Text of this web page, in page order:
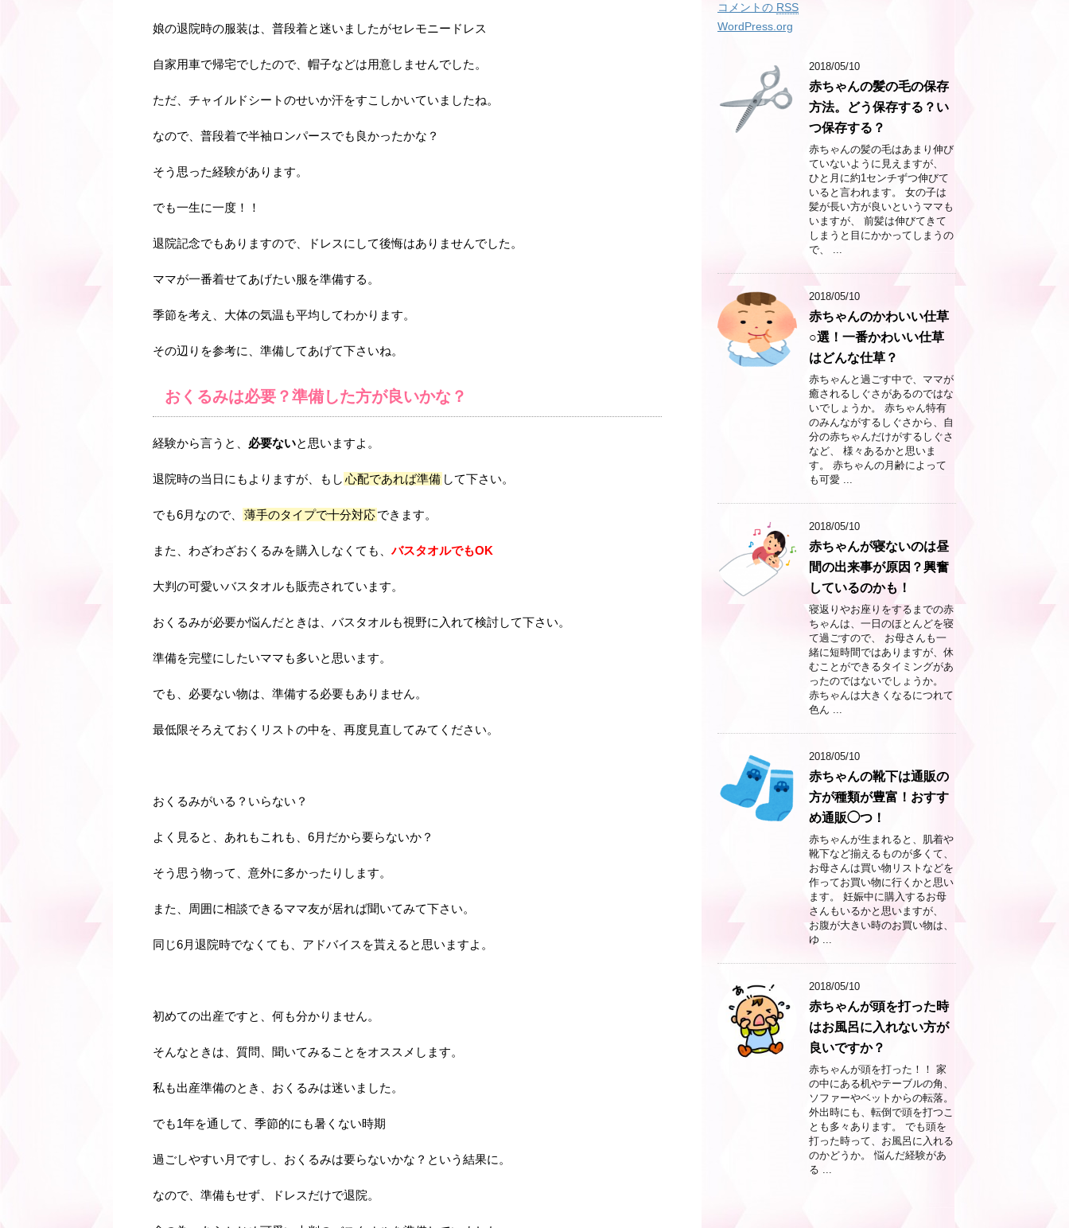
娘の退院時の服装は、普段着と迷いましたがセレモニードレス
自家用車で帰宅でしたので、帽子などは用意しませんでした。
ただ、チャイルドシートのせいか汗をすこしかいていましたね。
なので、普段着で半袖ロンパースでも良かったかな？
そう思った経験があります。
でも一生に一度！！
退院記念でもありますので、ドレスにして後悔はありませんでした。
ママが一番着せてあげたい服を準備する。
季節を考え、大体の気温も平均してわかります。
その辺りを参考に、準備してあげて下さいね。
おくるみは必要？準備した方が良いかな？
経験から言うと、 必要ないと思いますよ。
退院時の当日にもよりますが、もし 心配であれば準備 して下さい。
でも6月なので、 薄手のタイプで十分対応できます。
また、わざわざおくるみを購入しなくても、バスタオルでもOK
大判の可愛いバスタオルも販売されています。
おくるみが必要か悩んだときは、バスタオルも視野に入れて検討して下さい。
準備を完璧にしたいママも多いと思います。
でも、必要ない物は、準備する必要もありません。
最低限そろえておくリストの中を、再度見直してみてください。
おくるみがいる？いらない？
よく見ると、あれもこれも、6月だから要らないか？
そう思う物って、意外に多かったりします。
また、周囲に相談できるママ友が居れば聞いてみて下さい。
同じ6月退院時でなくても、アドバイスを貰えると思いますよ。
初めての出産ですと、何も分かりません。
そんなときは、質問、聞いてみることをオススメします。
私も出産準備のとき、おくるみは迷いました。
でも1年を通して、季節的にも暑くない時期
過ごしやすい月ですし、おくるみは要らないかな？という結果に。
なので、準備もせず、ドレスだけで退院。
コメントの RSS
WordPress.org
2018/05/10
赤ちゃんの髪の毛の保存
方法。どう保存する？い
つ保存する？
赤ちゃんの髪の毛はあまり伸び
ていないように見えますが、
ひと月に約1センチずつ伸びて
いると言われます。 女の子は
髪が長い方が良いというママも
いますが、 前髪は伸びてきて
しまうと目にかかってしまうの
で、 ...
2018/05/10
赤ちゃんのかわいい仕草
○選！一番かわいい仕草
はどんな仕草？
赤ちゃんと過ごす中で、ママが
癒されるしぐさがあるのではな
いでしょうか。 赤ちゃん特有
のみんながするしぐさから、自
分の赤ちゃんだけがするしぐさ
など、 様々あるかと思いま
す。 赤ちゃんの月齢によって
も可愛 ...
2018/05/10
赤ちゃんが寝ないのは昼
間の出来事が原因？興奮
しているのかも！
寝返りやお座りをするまでの赤
ちゃんは、一日のほとんどを寝
て過ごすので、 お母さんも一
緒に短時間ではありますが、休
むことができるタイミングがあ
ったのではないでしょうか。
赤ちゃんは大きくなるにつれて
色ん ...
2018/05/10
赤ちゃんの靴下は通販の
方が種類が豊富！おすす
め通販◯つ！
赤ちゃんが生まれると、肌着や
靴下など揃えるものが多くて、
お母さんは買い物リストなどを
作ってお買い物に行くかと思い
ます。 妊娠中に購入するお母
さんもいるかと思いますが、
お腹が大きい時のお買い物は、
ゆ ...
2018/05/10
赤ちゃんが頭を打った時
はお風呂に入れない方が
良いですか？
赤ちゃんが頭を打った！！ 家
の中にある机やテーブルの角、
ソファーやベットからの転落。
外出時にも、転倒で頭を打つこ
とも多々あります。 でも頭を
打った時って、お風呂に入れる
のかどうか。 悩んだ経験があ
る ...